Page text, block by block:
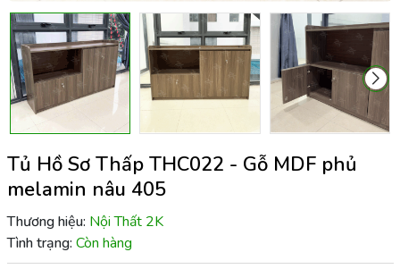
Tủ Hồ Sơ Thấp THC022 - Gỗ MDF phủ
melamin nâu 405
Thương hiệu: Nội Thất 2K
Tình trạng: Còn hàng